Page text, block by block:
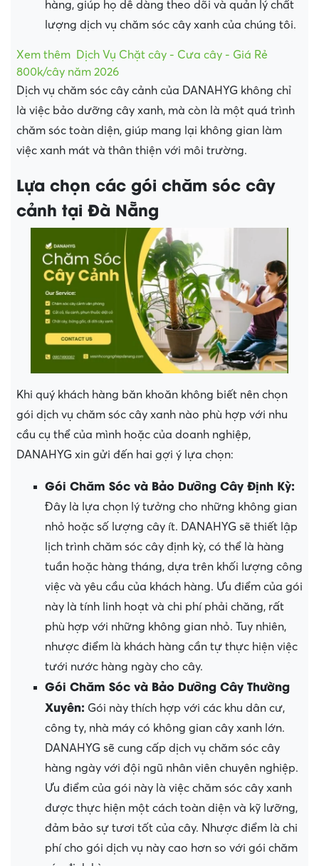
hàng, giúp họ dễ dàng theo dõi và quản lý chất
lượng dịch vụ chăm sóc cây xanh của chúng tôi.
Xem thêm Dịch Vụ Chặt cây - Cưa cây - Giá Rẻ
800k/cây năm 2026
Dịch vụ chăm sóc cây cảnh của DANAHYG không chỉ
là việc bảo dưỡng cây xanh, mà còn là một quá trình
chăm sóc toàn diện, giúp mang lại không gian làm
việc xanh mát và thân thiện với môi trường.
Lựa chọn các gói chăm sóc cây
cảnh tại Đà Nẵng
Khi quý khách hàng băn khoăn không biết nên chọn
gói dịch vụ chăm sóc cây xanh nào phù hợp với nhu
cầu cụ thể của mình hoặc của doanh nghiệp,
DANAHYG xin gửi đến hai gợi ý lựa chọn:
Gói Chăm Sóc và Bảo Dưỡng Cây Định Kỳ:
Đây là lựa chọn lý tưởng cho những không gian
nhỏ hoặc số lượng cây ít. DANAHYG sẽ thiết lập
lịch trình chăm sóc cây định kỳ, có thể là hàng
tuần hoặc hàng tháng, dựa trên khối lượng công
việc và yêu cầu của khách hàng. Ưu điểm của gói
này là tính linh hoạt và chi phí phải chăng, rất
phù hợp với những không gian nhỏ. Tuy nhiên,
nhược điểm là khách hàng cần tự thực hiện việc
tưới nước hàng ngày cho cây.
Gói Chăm Sóc và Bảo Dưỡng Cây Thường
Xuyên: Gói này thích hợp với các khu dân cư,
công ty, nhà máy có không gian cây xanh lớn.
DANAHYG sẽ cung cấp dịch vụ chăm sóc cây
hàng ngày với đội ngũ nhân viên chuyên nghiệp.
Ưu điểm của gói này là việc chăm sóc cây xanh
được thực hiện một cách toàn diện và kỹ lưỡng,
đảm bảo sự tươi tốt của cây. Nhược điểm là chi
phí cho gói dịch vụ này cao hơn so với gói chăm